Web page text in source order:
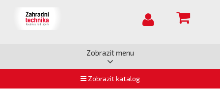
Zobrazit menu
Zobrazit katalog